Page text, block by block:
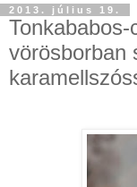
2013. július 19.
vörösborban